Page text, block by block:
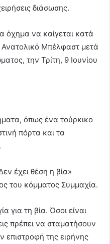
διάσωσης.
όχημα να καίγεται κατά
Ανατολικό Μπέλφαστ μετά
την Τρίτη, 9 Ιουνίου
όπως ένα τούρκικο
πόρτα και τα
έχει θέση η βία»
του κόμματος Συμμαχία.
για τη βία. Όσοι είναι
πρέπει να σταματήσουν
επιστροφή της ειρήνης